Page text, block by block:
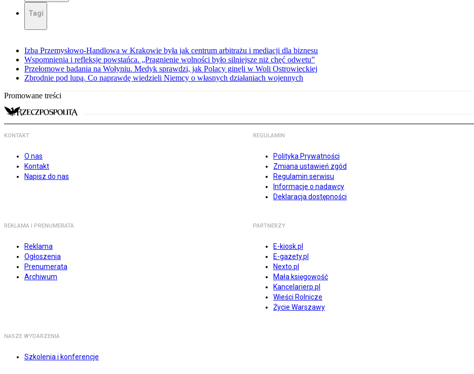
Tagi
Izba Przemysłowo-Handlowa w Krakowie była jak centrum arbitrażu i mediacji dla biznesu
Wspomnienia i refleksje powstańca. „Pragnienie wolności było silniejsze niż chęć odwetu”
Przełomowe badania na Wołyniu. Medyk sprawdzi, jak Polacy ginęli w Woli Ostrowieckiej
Zbrodnie pod lupą. Co naprawdę wiedzieli Niemcy o własnych działaniach wojennych
Promowane treści
KONTAKT
O nas
Kontakt
Napisz do nas
REGULAMIN
Polityka Prywatności
Zmiana ustawień zgód
Regulamin serwisu
Informacje o nadawcy
Deklaracja dostępności
REKLAMA I PRENUMERATA
Reklama
Ogłoszenia
Prenumerata
Archiwum
PARTNERZY
E-kiosk.pl
E-gazety.pl
Nexto.pl
Mała księgowość
Kancelarierp.pl
Wieści Rolnicze
Życie Warszawy
NASZE WYDARZENIA
Szkolenia i konferencje